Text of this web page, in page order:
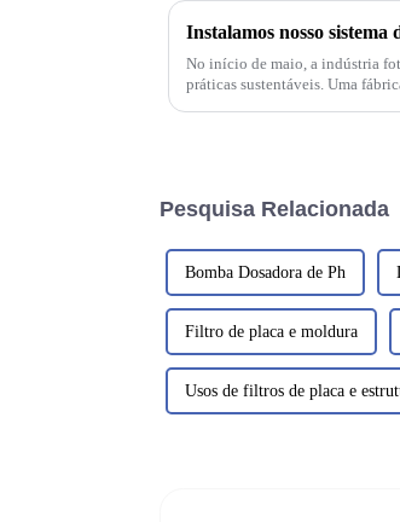
No início de maio, a indústria
práticas sustentáveis. Uma
Pesquisa Relacionada
Bomba Dosadora de Ph
Filtro de placa e moldura
Usos de filtros de placa e